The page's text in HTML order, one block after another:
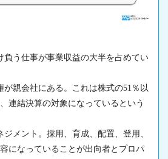
負う仕事が事業収益の大半を占めてい
が親会社にある。これは株式の51％以
連結決算の対象になっているという
メント。採用、育成、配置、登用、
になっていることが出向者とプロパ